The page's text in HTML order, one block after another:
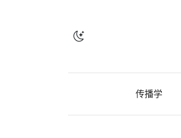
传播学